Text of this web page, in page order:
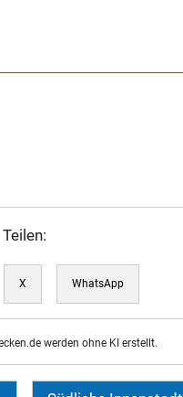
Teilen:
X WhatsApp
werden ohne KI erstellt.